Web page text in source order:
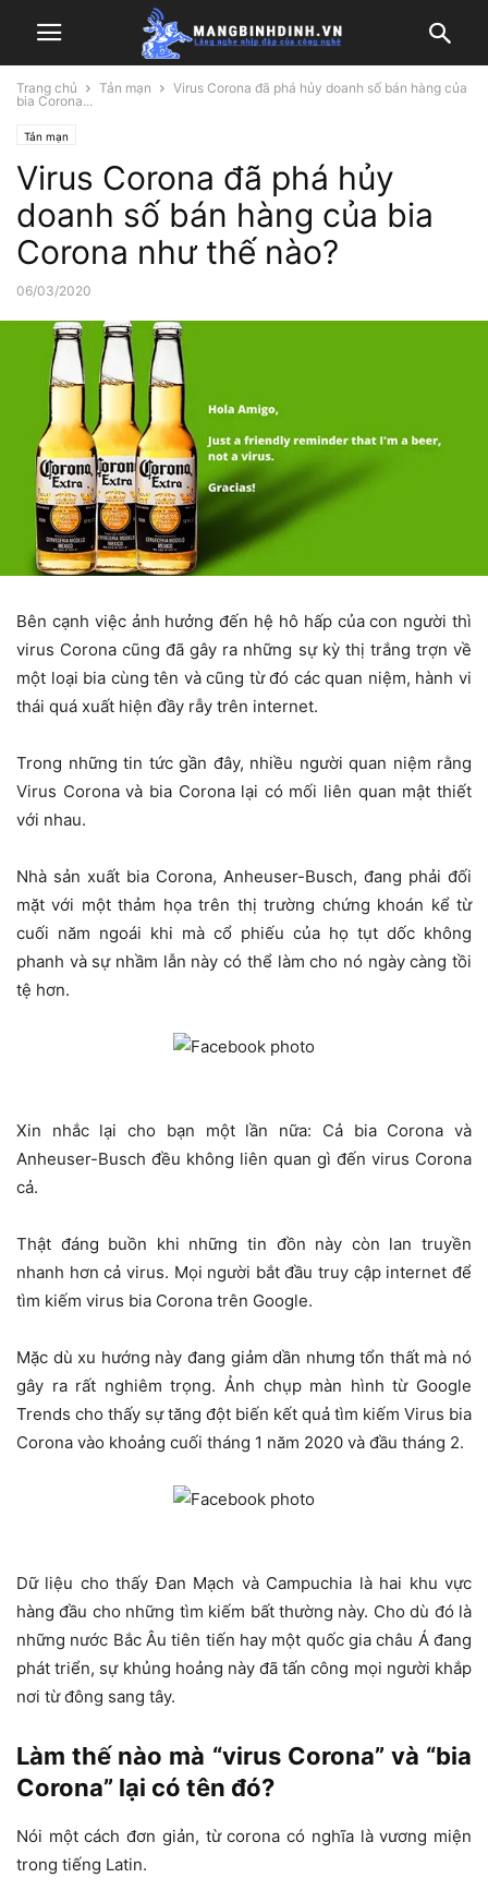
Trang chủ Tản mạn
Virus Corona đã phá hủy doanh số bán hàng của
bia Corona...
Tản mạn
Virus Corona đã phá hủy
doanh số bán hàng của bia
Corona như thế nào?
06/03/2020
Bên cạnh việc ảnh hưởng đến hệ hô hấp của con người thì
virus Corona cũng đã gây ra những sự kỳ thị trắng trợn về
một loại bia cùng tên và cũng từ đó các quan niệm, hành vi
thái quá xuất hiện đầy rẫy trên internet.
Trong những tin tức gần đây, nhiều người quan niệm rằng
Virus Corona và bia Corona lại có mối liên quan mật thiết
với nhau.
Nhà sản xuất bia Corona, Anheuser-Busch, đang phải đối
mặt với một thảm họa trên thị trường chứng khoán kể từ
cuối năm ngoái khi mà cổ phiếu của họ tụt dốc không
phanh và sự nhầm lẫn này có thể làm cho nó ngày càng tồi
tệ hơn.
Xin nhắc lại cho bạn một lần nữa: Cả bia Corona và
Anheuser-Busch đều không liên quan gì đến virus Corona
cả.
Thật đáng buồn khi những tin đồn này còn lan truyền
nhanh hơn cả virus. Mọi người bắt đầu truy cập internet để
tìm kiếm virus bia Corona trên Google.
Mặc dù xu hướng này đang giảm dần nhưng tổn thất mà nó
gây ra rất nghiêm trọng. Ảnh chụp màn hình từ Google
Trends cho thấy sự tăng đột biến kết quả tìm kiếm Virus bia
Corona vào khoảng cuối tháng 1 năm 2020 và đầu tháng 2.
Dữ liệu cho thấy Đan Mạch và Campuchia là hai khu vực
hàng đầu cho những tìm kiếm bất thường này. Cho dù đó là
những nước Bắc Âu tiên tiến hay một quốc gia châu Á đang
phát triển, sự khủng hoảng này đã tấn công mọi người khắp
nơi từ đông sang tây.
Làm thế nào mà “virus Corona” và “bia
Corona” lại có tên đó?
Nói một cách đơn giản, từ corona có nghĩa là vương miện
trong tiếng Latin.